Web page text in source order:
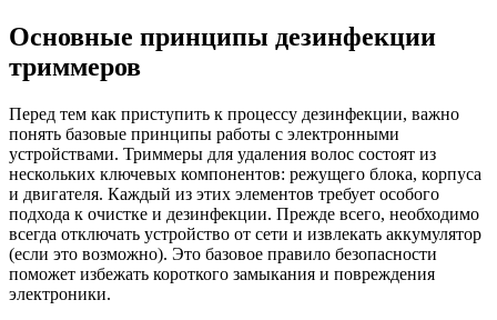
Основные принципы дезинфекции
триммеров
Перед тем как приступить к процессу дезинфекции, важно
понять базовые принципы работы с электронными
устройствами. Триммеры для удаления волос состоят из
нескольких ключевых компонентов: режущего блока, корпуса
и двигателя. Каждый из этих элементов требует особого
подхода к очистке и дезинфекции. Прежде всего, необходимо
всегда отключать устройство от сети и извлекать аккумулятор
(если это возможно). Это базовое правило безопасности
поможет избежать короткого замыкания и повреждения
электроники.